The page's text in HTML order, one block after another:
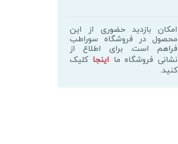
امکان بازدید حضوری از این
محصول در فروشگاه سوراطب
فراهم است. برای اطلاع از
نشانی فروشگاه ما اینجا کلیک
کنید.